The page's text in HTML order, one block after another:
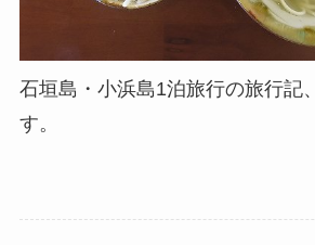
石垣島・小浜島1泊旅行の旅行記
す。